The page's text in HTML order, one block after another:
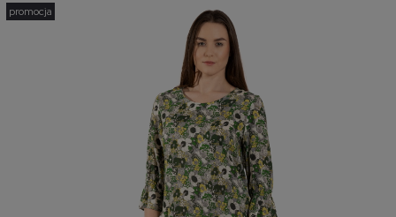
promocja